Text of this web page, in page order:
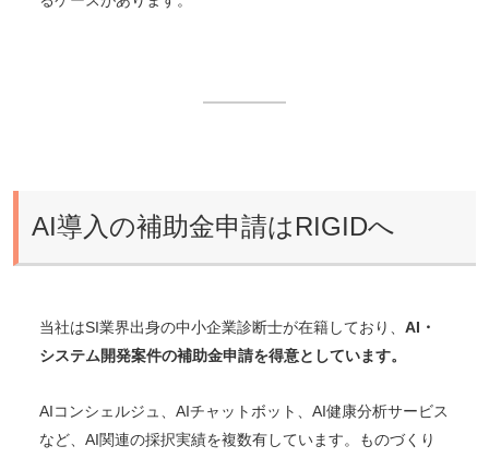
AI導入の補助金申請はRIGIDへ
当社はSI業界出身の中小企業診断士が在籍しており、 AI・
システム開発案件の補助金申請を得意としています。
AIコンシェルジュ、AIチャットボット、AI健康分析サービス
など、AI関連の採択実績を複数有しています。ものづくり